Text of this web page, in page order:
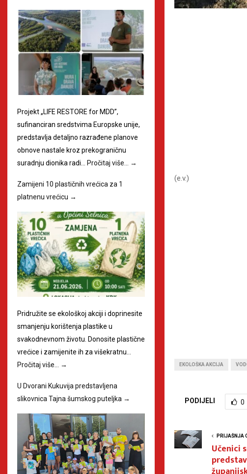
(e.v.)
EKOLOŠKA AKCIJA
PODIJELI 0
PRIJAŠNJA
Učenici
Projekt „LIFE RESTORE for MDD”,
sufinanciran sredstvima Europske unije,
predstavlja detaljno razrađene planove
obnove nastale kroz prekograničnu
suradnju dionika radi…
Pročitaj više… →
Zamijeni 10 plastičnih vrećica za 1
platnenu vrećicu →
Pridružite se ekološkoj akciji i doprinesite
smanjenju korištenja plastike u
svakodnevnom životu. Donosite plastične
vrećice i zamijenite ih za višekratnu…
Pročitaj više…
→
U Dvorani Kukuvija predstavljena
slikovnica Tajna šumskog puteljka →